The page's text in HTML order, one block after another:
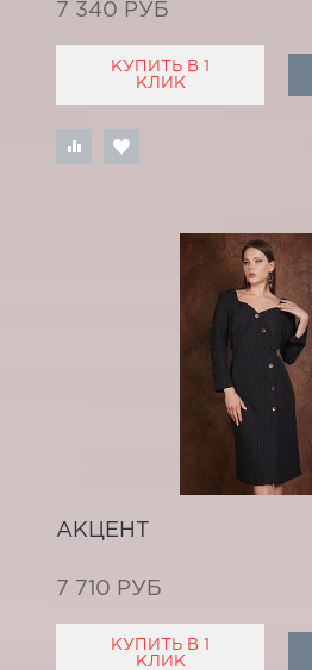
7 340 РУБ
КУПИТЬ В 1
КЛИК
АКЦЕНТ
7 710 РУБ
КУПИТЬ В 1
КЛИК